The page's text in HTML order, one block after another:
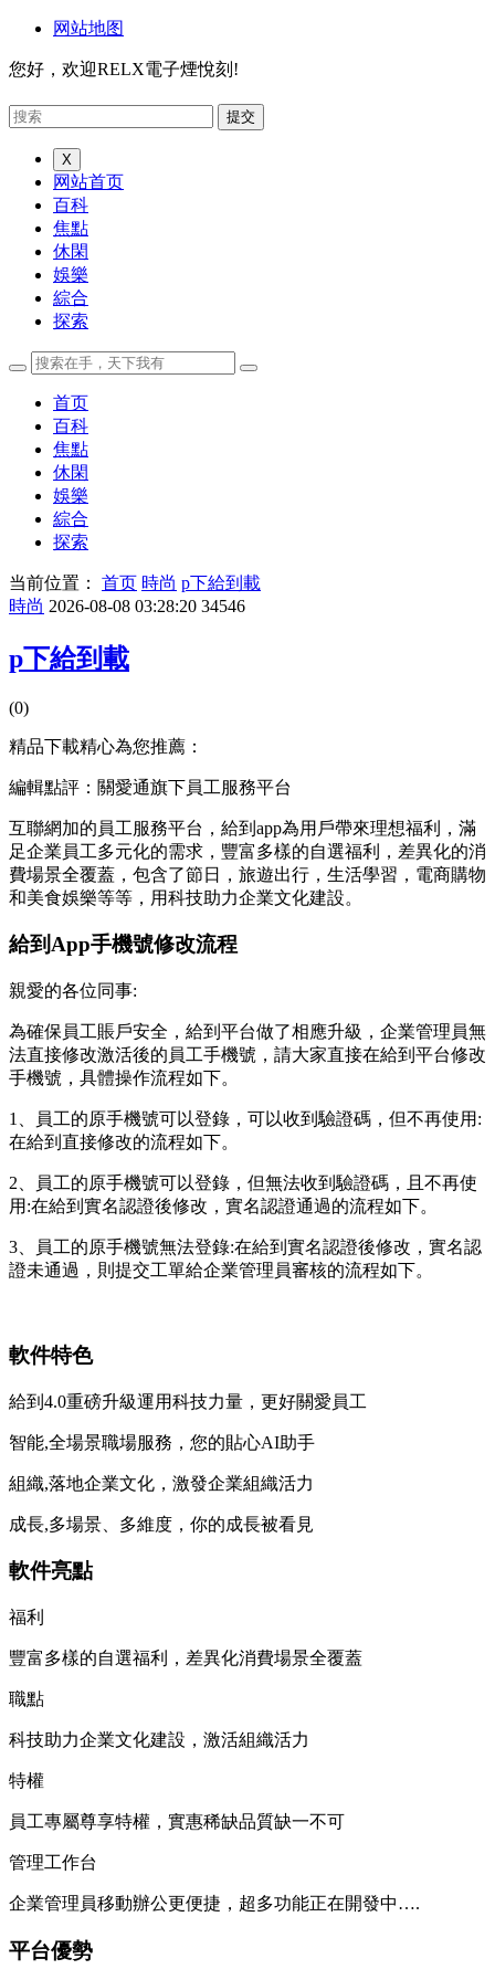
网站地图
您好，欢迎RELX電子煙悅刻!
X
网站首页
百科
焦點
休閑
娛樂
綜合
探索
首页
百科
焦點
休閑
娛樂
綜合
探索
当前位置： 首页 時尚 p下給到載
時尚 2026-08-08 03:28:20 34546
p下給到載
(0)
精品下載精心為您推薦：
編輯點評：關愛通旗下員工服務平台
互聯網加的員工服務平台，給到app為用戶帶來理想福利，滿
足企業員工多元化的需求，豐富多樣的自選福利，差異化的消
費場景全覆蓋，包含了節日，旅遊出行，生活學習，電商購物
和美食娛樂等等，用科技助力企業文化建設。
給到App手機號修改流程
親愛的各位同事:
為確保員工賬戶安全，給到平台做了相應升級，企業管理員無
法直接修改激活後的員工手機號，請大家直接在給到平台修改
手機號，具體操作流程如下。
1、員工的原手機號可以登錄，可以收到驗證碼，但不再使用:
在給到直接修改的流程如下。
2、員工的原手機號可以登錄，但無法收到驗證碼，且不再使
用:在給到實名認證後修改，實名認證通過的流程如下。
3、員工的原手機號無法登錄:在給到實名認證後修改，實名認
證未通過，則提交工單給企業管理員審核的流程如下。
軟件特色
給到4.0重磅升級運用科技力量，更好關愛員工
智能,全場景職場服務，您的貼心AI助手
組織,落地企業文化，激發企業組織活力
成長,多場景、多維度，你的成長被看見
軟件亮點
福利
豐富多樣的自選福利，差異化消費場景全覆蓋
職點
科技助力企業文化建設，激活組織活力
特權
員工專屬尊享特權，實惠稀缺品質缺一不可
管理工作台
企業管理員移動辦公更便捷，超多功能正在開發中….
平台優勢